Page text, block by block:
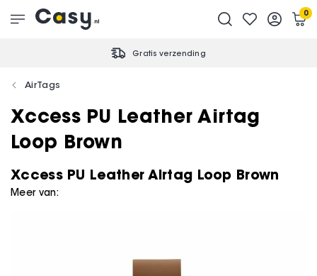
Gratis verzending
0
AirTags
Xccess PU Leather Airtag
Loop Brown
Xccess PU Leather Airtag Loop Brown
Meer van: